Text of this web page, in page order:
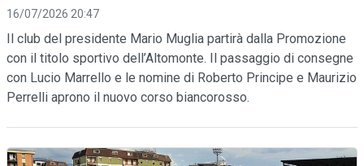
16/07/2026 20:47
Il club del presidente Mario Muglia partirà dalla Promozione
con il titolo sportivo dell’Altomonte. Il passaggio di consegne
con Lucio Marrello e le nomine di Roberto Principe e Maurizio
Perrelli aprono il nuovo corso biancorosso.